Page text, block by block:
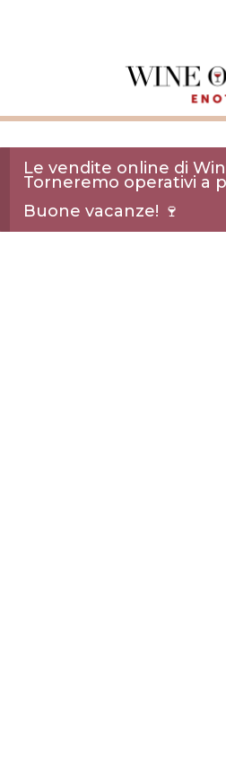
Le vendite online di
Torneremo operativi a
Buone vacanze! 🍷